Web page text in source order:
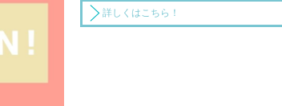
詳しくはこちら！